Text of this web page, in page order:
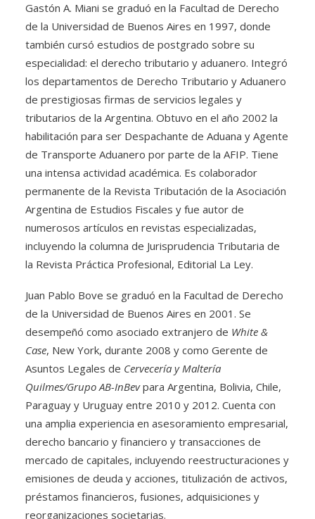
Gastón A. Miani se graduó en la Facultad de Derecho
de la Universidad de Buenos Aires en 1997, donde
también cursó estudios de postgrado sobre su
especialidad: el derecho tributario y aduanero. Integró
los departamentos de Derecho Tributario y Aduanero
de prestigiosas firmas de servicios legales y
tributarios de la Argentina. Obtuvo en el año 2002 la
habilitación para ser Despachante de Aduana y Agente
de Transporte Aduanero por parte de la AFIP. Tiene
una intensa actividad académica. Es colaborador
permanente de la Revista Tributación de la Asociación
Argentina de Estudios Fiscales y fue autor de
numerosos artículos en revistas especializadas,
incluyendo la columna de Jurisprudencia Tributaria de
la Revista Práctica Profesional, Editorial La Ley.
Juan Pablo Bove se graduó en la Facultad de Derecho
de la Universidad de Buenos Aires en 2001. Se
desempeñó como asociado extranjero de White &
Case, New York, durante 2008 y como Gerente de
Asuntos Legales de Cervecería y Maltería
Quilmes/Grupo AB-InBevpara Argentina, Bolivia, Chile,
Paraguay y Uruguay entre 2010 y 2012. Cuenta con
una amplia experiencia en asesoramiento empresarial,
derecho bancario y financiero y transacciones de
mercado de capitales, incluyendo reestructuraciones y
emisiones de deuda y acciones, titulización de activos,
préstamos financieros, fusiones, adquisiciones y
reorganizaciones societarias.